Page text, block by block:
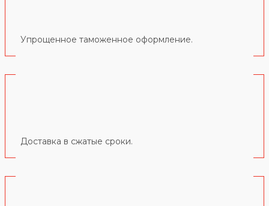
Упрощенное таможенное оформление.
Доставка в сжатые сроки.